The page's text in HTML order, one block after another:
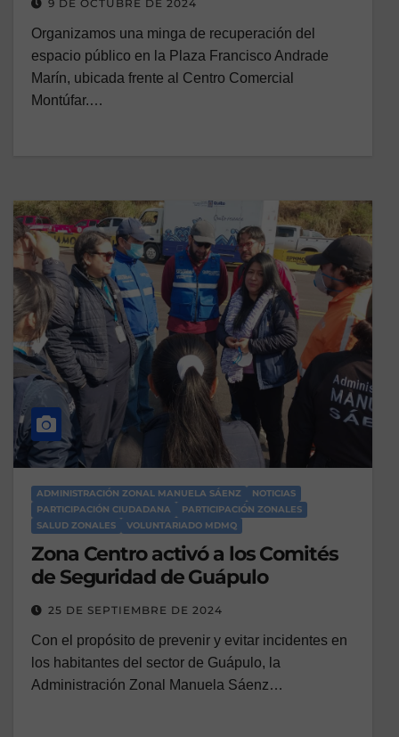
9 DE OCTUBRE DE 2024
Organizamos una minga de recuperación del
espacio público en la Plaza Francisco Andrade
Marín, ubicada frente al Centro Comercial
Montúfar.…
ADMINISTRACIÓN ZONAL MANUELA SÁENZ
NOTICIAS
PARTICIPACIÓN CIUDADANA
PARTICIPACIÓN ZONALES
SALUD ZONALES
VOLUNTARIADO MDMQ
Zona Centro activó a los Comités
de Seguridad de Guápulo
25 DE SEPTIEMBRE DE 2024
Con el propósito de prevenir y evitar incidentes en
los habitantes del sector de Guápulo, la
Administración Zonal Manuela Sáenz…